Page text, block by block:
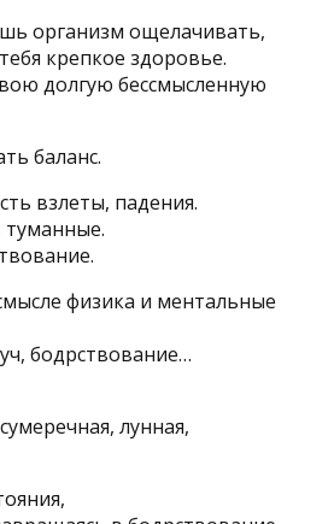
организм ощелачивать,
крепкое здоровье.
долгую бессмысленную
баланс.
взлеты, падения.
туманные.
физика и ментальные
бодрствование…
лунная,